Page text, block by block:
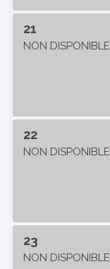
21
NON DISPONIBLE
22
NON DISPONIBLE
23
NON DISPONIBLE